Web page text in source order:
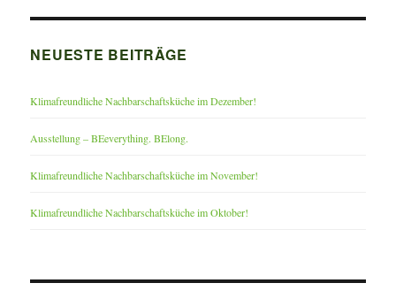
NEUESTE BEITRÄGE
Klimafreundliche Nachbarschaftsküche im Dezember!
Ausstellung – BEeverything. BElong.
Klimafreundliche Nachbarschaftsküche im November!
Klimafreundliche Nachbarschaftsküche im Oktober!